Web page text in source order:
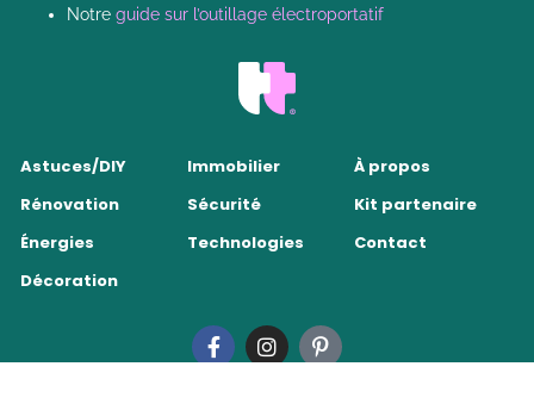
Notre guide sur l’outillage électroportatif
Astuces/DIY
Rénovation
Énergies
Décoration
Immobilier
Sécurité
Technologies
À propos
Kit partenaire
Contact